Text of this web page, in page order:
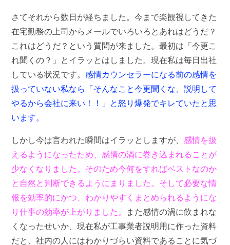
さてそれから数日が経ちました。今まで楽観視してきた
在宅勤務の上司からメールでいろいろとあれはどうだ？
これはどうだ？という質問が来ました。最初は「今更こ
れ聞くの？」とイラッとはしました。現在私は毎日出社
している状況です。感情カウンセラーになる前の感情を
扱っていない私なら「そんなこと今更聞くな、説明して
やるから会社に来い！！」と怒り爆発でキレていたと思
います。
しかし今は言われた瞬間はイラッとしますが、 感情を扱
えるようになったため、感情の渦に巻き込まれることが
少なくなりました。そのため今何をすればベストなのか
と自然と判断できるようにまりました。そして必要な情
報を効率的にかつ、わかりやすくまとめられるようにな
り仕事の効率が上がりました。
また感情の渦に飲まれな
くなったせいか、現在私が工事業者説明用に作った資料
だと、社内の人にはわかりづらい資料であることに気づ